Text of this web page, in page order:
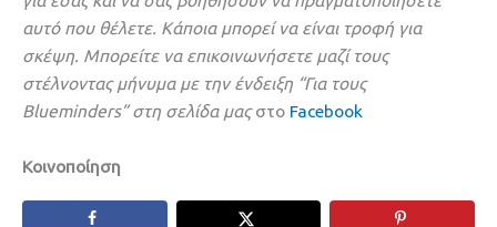
αυτό που θέλετε. Κάποια μπορεί να είναι τροφή για
σκέψη. Μπορείτε να επικοινωνήσετε μαζί τους
στέλνοντας μήνυμα με την ένδειξη “Για τους
Blueminders” στη σελίδα μαςστο Facebook
Κοινοποίηση